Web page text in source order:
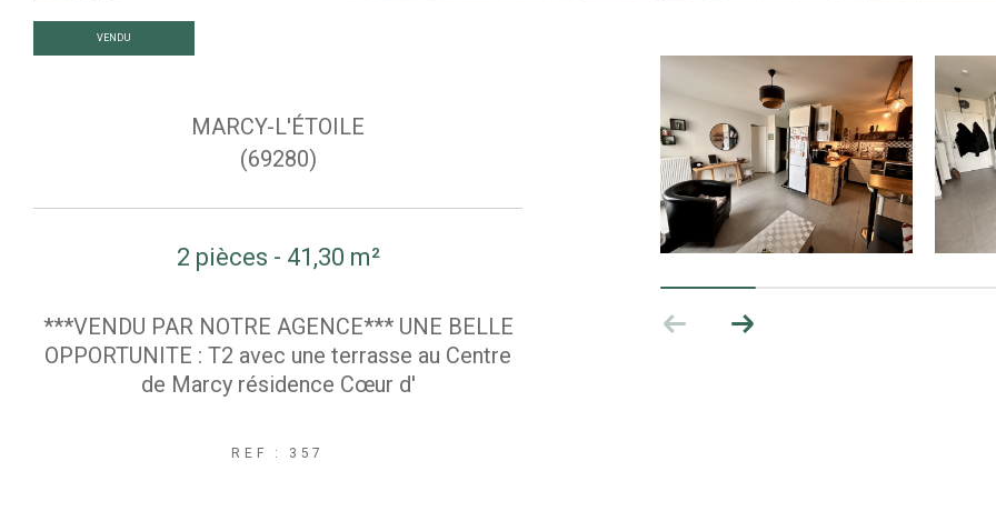
VENDU
MARCY-L'ÉTOILE
(69280)
2 pièces - 41,30 m²
***VENDU PAR NOTRE AGENCE*** UNE BELLE
OPPORTUNITE : T2 avec une terrasse au Centre
de Marcy résidence Cœur d'
REF : 357